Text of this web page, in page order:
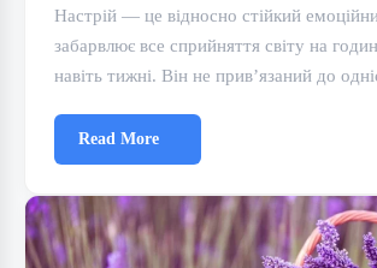
Настрій — це відносно стійкий
забарвлює все сприйняття світу на
навіть тижні. Він не прив’язаний до
Read More